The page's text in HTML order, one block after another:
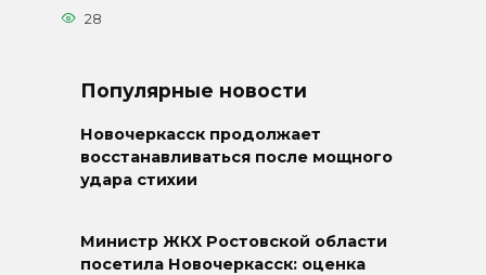
28
Популярные новости
Новочеркасск продолжает
восстанавливаться после мощного
удара стихии
Министр ЖКХ Ростовской области
посетила Новочеркасск: оценка